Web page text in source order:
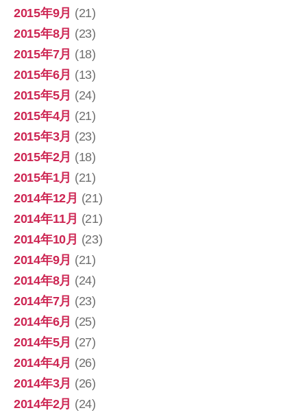
2015年9月 (21)
2015年8月 (23)
2015年7月 (18)
2015年6月 (13)
2015年5月 (24)
2015年4月 (21)
2015年3月 (23)
2015年2月 (18)
2015年1月 (21)
2014年12月 (21)
2014年11月 (21)
2014年10月 (23)
2014年9月 (21)
2014年8月 (24)
2014年7月 (23)
2014年6月 (25)
2014年5月 (27)
2014年4月 (26)
2014年3月 (26)
2014年2月 (24)